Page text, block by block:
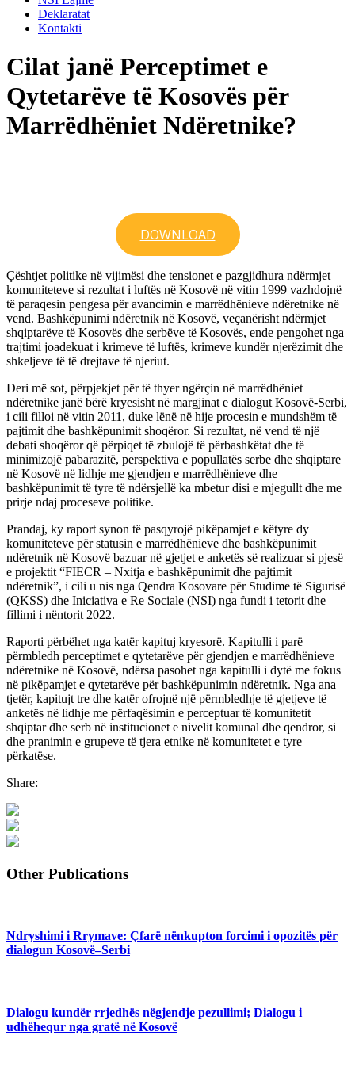
Deklaratat
Kontakti
Cilat janë Perceptimet e
Qytetarëve të Kosovës për
Marrëdhëniet Ndëretnike?
DOWNLOAD
Çështjet politike në vijimësi dhe tensionet e pazgjidhura ndërmjet
komuniteteve si rezultat i luftës në Kosovë në vitin 1999 vazhdojnë
të paraqesin pengesa për avancimin e marrëdhënieve ndëretnike në
vend. Bashkëpunimi ndëretnik në Kosovë, veçanërisht ndërmjet
shqiptarëve të Kosovës dhe serbëve të Kosovës, ende pengohet nga
trajtimi joadekuat i krimeve të luftës, krimeve kundër njerëzimit dhe
shkeljeve të të drejtave të njeriut.
Deri më sot, përpjekjet për të thyer ngërçin në marrëdhëniet
ndëretnike janë bërë kryesisht në margjinat e dialogut Kosovë-Serbi,
i cili filloi në vitin 2011, duke lënë në hije procesin e mundshëm të
pajtimit dhe bashkëpunimit shoqëror. Si rezultat, në vend të një
debati shoqëror që përpiqet të zbulojë të përbashkëtat dhe të
minimizojë pabarazitë, perspektiva e popullatës serbe dhe shqiptare
në Kosovë në lidhje me gjendjen e marrëdhënieve dhe
bashkëpunimit të tyre të ndërsjellë ka mbetur disi e mjegullt dhe me
prirje ndaj proceseve politike.
Prandaj, ky raport synon të pasqyrojë pikëpamjet e këtyre dy
komuniteteve për statusin e marrëdhënieve dhe bashkëpunimit
ndëretnik në Kosovë bazuar në gjetjet e anketës së realizuar si pjesë
e projektit “FIECR – Nxitja e bashkëpunimit dhe pajtimit
ndëretnik”, i cili u nis nga Qendra Kosovare për Studime të Sigurisë
(QKSS) dhe Iniciativa e Re Sociale (NSI) nga fundi i tetorit dhe
fillimi i nëntorit 2022.
Raporti përbëhet nga katër kapituj kryesorë. Kapitulli i parë
përmbledh perceptimet e qytetarëve për gjendjen e marrëdhënieve
ndëretnike në Kosovë, ndërsa pasohet nga kapitulli i dytë me fokus
në pikëpamjet e qytetarëve për bashkëpunimin ndëretnik. Nga ana
tjetër, kapitujt tre dhe katër ofrojnë një përmbledhje të gjetjeve të
anketës në lidhje me përfaqësimin e perceptuar të komunitetit
shqiptar dhe serb në institucionet e nivelit komunal dhe qendror, si
dhe pranimin e grupeve të tjera etnike në komunitetet e tyre
përkatëse.
Share:
Other Publications
Ndryshimi i Rrymave: Çfarë nënkupton forcimi i opozitës për
dialogun Kosovë–Serbi
Dialogu kundër rrjedhës nëgjendje pezullimi; Dialogu i
udhëhequr nga gratë në Kosovë